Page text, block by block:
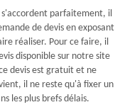
parfaitement, il
de devis en exposant
réaliser. Pour ce faire, il
disponible sur notre site
devis est gratuit et ne
il ne reste qu'à fixer un
les plus brefs délais.